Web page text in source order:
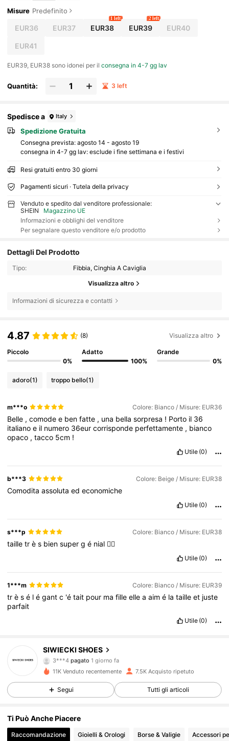
Misure Predefinito
EUR36 EUR37 EUR38
1 left
EUR39
2 left
EUR40
EUR41
EUR39, EUR38 sono idonei per ilconsegna in 4-7 gg lav
Quantità: 3 left
Spedisce a Italy
Spedizione Gratuita
Consegna prevista: agosto 14 - agosto 19
consegna in 4-7 gg lav: esclude i fine settimana e i festivi
Resi gratuiti entro 30 giorni
Pagamenti sicuri · Tutela della privacy
Venduto e spedito dal venditore professionale:
SHEIN
Magazzino UE
Informazioni e obblighi del venditore
Per segnalare questo venditore e/o prodotto
Dettagli Del Prodotto
Tipo: Fibbia, Cinghia A Caviglia
Visualizza altro
Informazioni di sicurezza e contatti
4.87 (8) Visualizza altro
Piccolo
0%
Adatto
100%
Grande
0%
adoro(1) troppo bello(1)
m***o Colore: Bianco / Misure: EUR36
Belle ,comodee benfatte , una bellasorpresa ! Porto il 36
italianoe il numero 36eurcorrisponde perfettamente , bianco
opaco ,tacco 5cm !
Utile (0)
b***3 Colore: Beige / Misure: EUR38
Comoditaassolutaedeconomiche
Utile (0)
s***p Colore: Bianco / Misure: EUR38
tailletrès biensupergé nial 👍🏼
Utile (0)
1***m Colore: Bianco / Misure: EUR39
trèsé légantc 'était pour mafilleelleaaimé latailleet juste
parfait
Utile (0)
SIWIECKI SHOES
4.87
4.4K Follower
3***4 pagato 1 giorno fa
4.87 4.4K Follower
4.87 4.4K Follower
11K Venduto recentemente 7.5K Acquisto ripetuto
Segui Tutti gli articoli
Ti Può Anche Piacere
Raccomandazione Gioielli & Orologi Borse & Valigie Accessori